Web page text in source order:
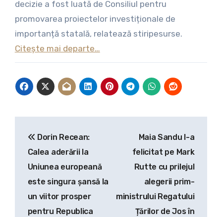
decizie a fost luată de Consiliul pentru
promovarea proiectelor investiționale de
importanță statală, relatează stiripesurse.
Citește mai departe…
articole
Dorin Recean:
Calea aderării la
Uniunea europeană
este singura şansă la
un viitor prosper
pentru Republica
Maia Sandu l-a
felicitat pe Mark
Rutte cu prilejul
alegerii prim-
ministrului Regatului
Țărilor de Jos în